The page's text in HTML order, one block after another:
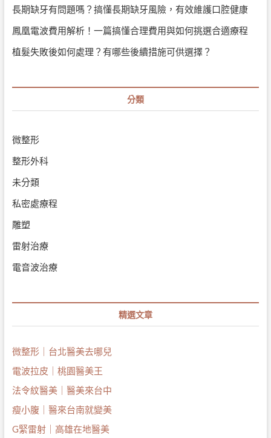
長期缺牙有問題嗎？搞懂長期缺牙風險，有效維護口腔健康
鳳凰電波費用解析！一篇搞懂合理費用與如何挑選合適療程
植髮失敗後如何處理？有哪些後續措施可供選擇？
分類
微整形
整形外科
未分類
私密處療程
雕塑
雷射治療
電音波治療
精選文章
微整形｜台北醫美去哪兒
電波拉皮｜桃園醫美王
法令紋醫美｜醫美來台中
瘦小腹｜醫來台南就變美
G緊雷射｜高雄在地醫美